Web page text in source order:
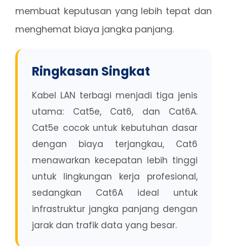
membuat keputusan yang lebih tepat dan
menghemat biaya jangka panjang.
Ringkasan Singkat
Kabel LAN terbagi menjadi tiga jenis
utama: Cat5e, Cat6, dan Cat6A.
Cat5e cocok untuk kebutuhan dasar
dengan biaya terjangkau, Cat6
menawarkan kecepatan lebih tinggi
untuk lingkungan kerja profesional,
sedangkan Cat6A ideal untuk
infrastruktur jangka panjang dengan
jarak dan trafik data yang besar.